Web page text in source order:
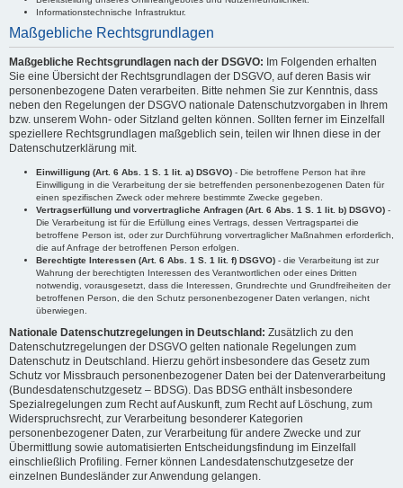
Informationstechnische Infrastruktur.
Maßgebliche Rechtsgrundlagen
Maßgebliche Rechtsgrundlagen nach der DSGVO: Im Folgenden erhalten
Sie eine Übersicht der Rechtsgrundlagen der DSGVO, auf deren Basis wir
personenbezogene Daten verarbeiten. Bitte nehmen Sie zur Kenntnis, dass
neben den Regelungen der DSGVO nationale Datenschutzvorgaben in Ihrem
bzw. unserem Wohn- oder Sitzland gelten können. Sollten ferner im Einzelfall
speziellere Rechtsgrundlagen maßgeblich sein, teilen wir Ihnen diese in der
Datenschutzerklärung mit.
Einwilligung (Art. 6 Abs. 1 S. 1 lit. a) DSGVO) - Die betroffene Person hat ihre
Einwilligung in die Verarbeitung der sie betreffenden personenbezogenen Daten für
einen spezifischen Zweck oder mehrere bestimmte Zwecke gegeben.
Vertragserfüllung und vorvertragliche Anfragen (Art. 6 Abs. 1 S. 1 lit. b) DSGVO) -
Die Verarbeitung ist für die Erfüllung eines Vertrags, dessen Vertragspartei die
betroffene Person ist, oder zur Durchführung vorvertraglicher Maßnahmen erforderlich,
die auf Anfrage der betroffenen Person erfolgen.
Berechtigte Interessen (Art. 6 Abs. 1 S. 1 lit. f) DSGVO) - die Verarbeitung ist zur
Wahrung der berechtigten Interessen des Verantwortlichen oder eines Dritten
notwendig, vorausgesetzt, dass die Interessen, Grundrechte und Grundfreiheiten der
betroffenen Person, die den Schutz personenbezogener Daten verlangen, nicht
überwiegen.
Nationale Datenschutzregelungen in Deutschland: Zusätzlich zu den
Datenschutzregelungen der DSGVO gelten nationale Regelungen zum
Datenschutz in Deutschland. Hierzu gehört insbesondere das Gesetz zum
Schutz vor Missbrauch personenbezogener Daten bei der Datenverarbeitung
(Bundesdatenschutzgesetz – BDSG). Das BDSG enthält insbesondere
Spezialregelungen zum Recht auf Auskunft, zum Recht auf Löschung, zum
Widerspruchsrecht, zur Verarbeitung besonderer Kategorien
personenbezogener Daten, zur Verarbeitung für andere Zwecke und zur
Übermittlung sowie automatisierten Entscheidungsfindung im Einzelfall
einschließlich Profiling. Ferner können Landesdatenschutzgesetze der
einzelnen Bundesländer zur Anwendung gelangen.